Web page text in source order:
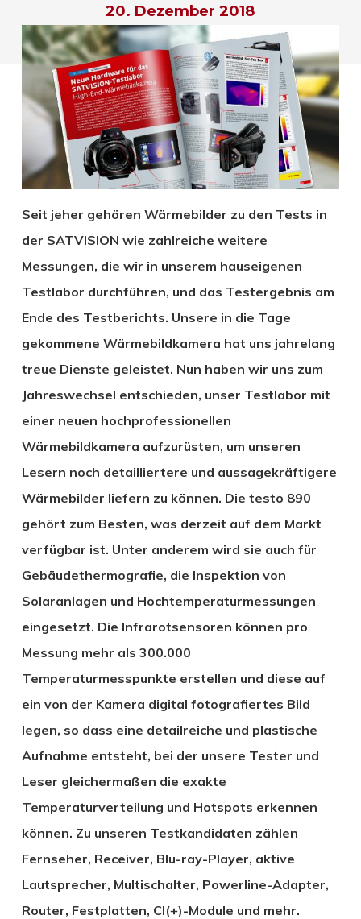
20. Dezember 2018
Seit jeher gehören Wärmebilder zu den Tests in
der SATVISION wie zahlreiche weitere
Messungen, die wir in unserem hauseigenen
Testlabor durchführen, und das Testergebnis am
Ende des Testberichts. Unsere in die Tage
gekommene Wärmebildkamera hat uns jahrelang
treue Dienste geleistet. Nun haben wir uns zum
Jahreswechsel entschieden, unser Testlabor mit
einer neuen hochprofessionellen
Wärmebildkamera aufzurüsten, um unseren
Lesern noch detailliertere und aussagekräftigere
Wärmebilder liefern zu können. Die testo 890
gehört zum Besten, was derzeit auf dem Markt
verfügbar ist. Unter anderem wird sie auch für
Gebäudethermografie, die Inspektion von
Solaranlagen und Hochtemperaturmessungen
eingesetzt. Die Infrarotsensoren können pro
Messung mehr als 300.000
Temperaturmesspunkte erstellen und diese auf
ein von der Kamera digital fotografiertes Bild
legen, so dass eine detailreiche und plastische
Aufnahme entsteht, bei der unsere Tester und
Leser gleichermaßen die exakte
Temperaturverteilung und Hotspots erkennen
können. Zu unseren Testkandidaten zählen
Fernseher, Receiver, Blu-ray-Player, aktive
Lautsprecher, Multischalter, Powerline-Adapter,
Router, Festplatten, CI(+)-Module und mehr.